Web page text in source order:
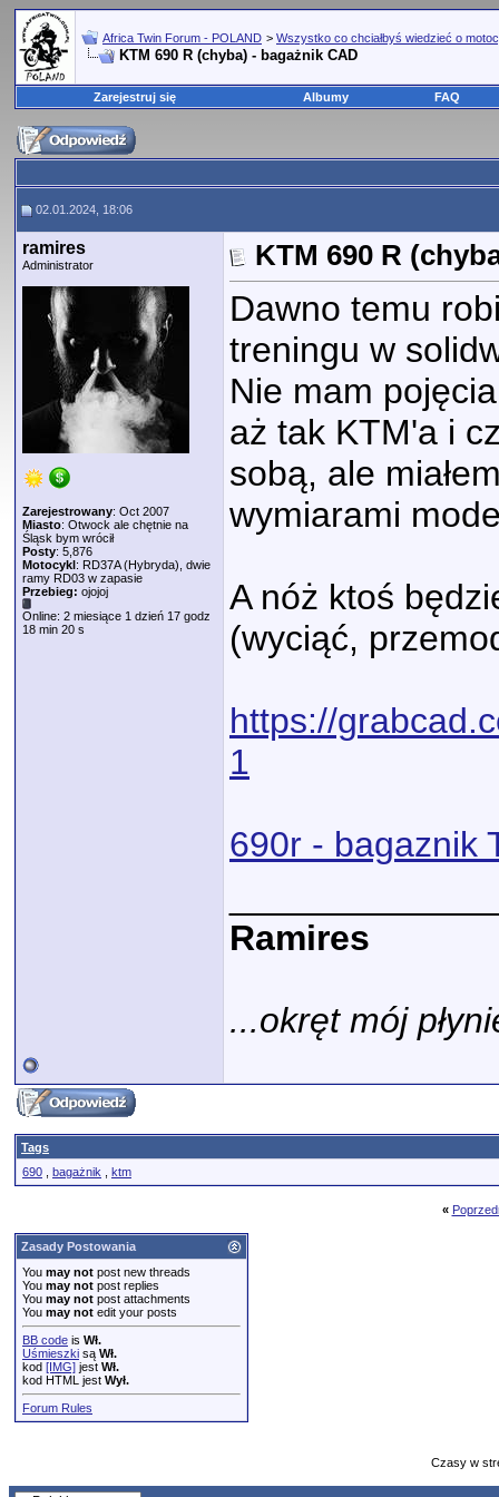
Africa Twin Forum - POLAND > Wszystko co chciałbyś wiedzieć o
KTM 690 R (chyba) - bagażnik CAD
Zarejestruj się Albumy FAQ
02.01.2024, 18:06
ramires
Administrator
Zarejestrowany: Oct 2007
Miasto: Otwock ale chętnie na
Śląsk bym wrócił
Posty: 5,876
Motocykl: RD37A (Hybryda), dwie
ramy RD03 w zapasie
Przebieg: ojojoj
Online: 2 miesiące 1 dzień 17 godz
18 min 20 s
KTM 690 R
Dawno temu
treningu w
Nie mam
aż tak KTM'a i
sobą, ale
wymiarami
A nóż ktoś
(wyciąć,
https://
1
690r - bagaznik
Ramires
...okręt mój
Tags
690
bagażnik ktm
«
Zasady Postowania
You may not post new threads
You may not post replies
You may not post attachments
You may not edit your posts
BB code is Wł.
Uśmieszki są Wł.
kod [IMG] jest Wł.
kod HTML jest Wył.
Forum Rules
Czasy w